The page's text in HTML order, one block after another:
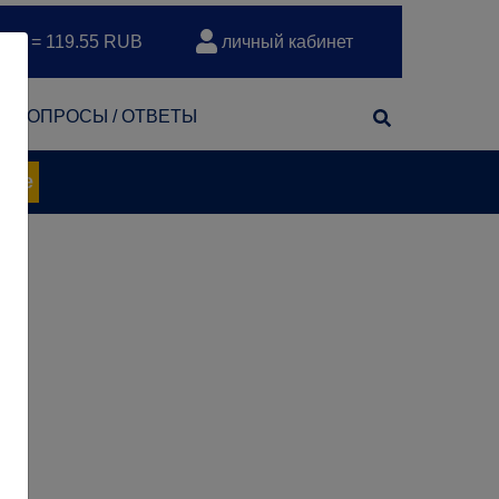
= 119.55 RUB личный кабинет
ВОПРОСЫ / ОТВЕТЫ